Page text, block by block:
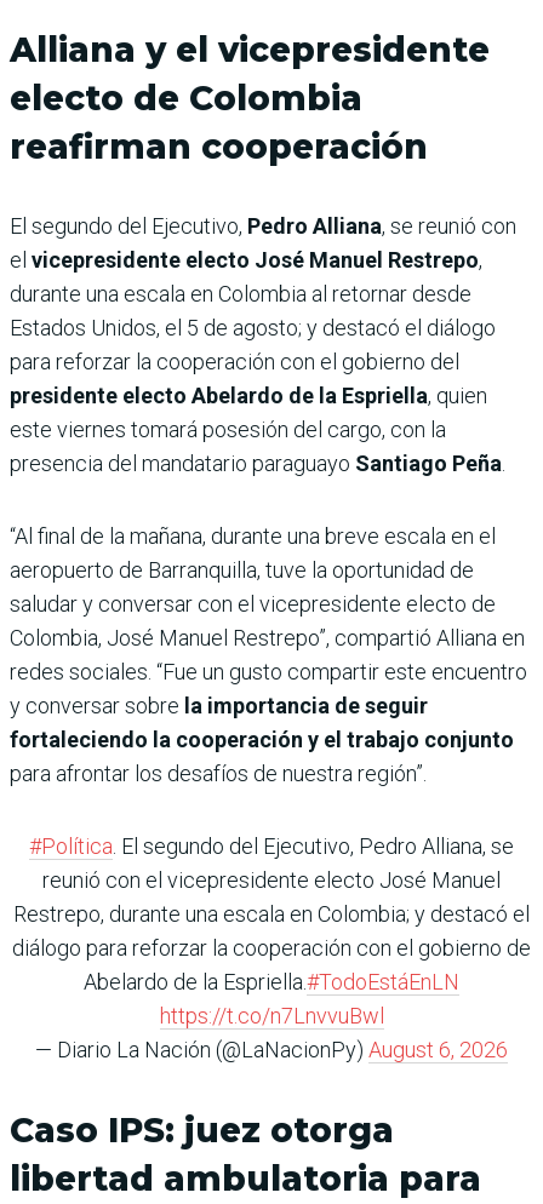
Alliana y el vicepresidente
electo de Colombia
reafirman cooperación
El segundo del Ejecutivo, Pedro Alliana, se reunió con
el vicepresidente electo José Manuel Restrepo,
durante una escala en Colombia al retornar desde
Estados Unidos, el 5 de agosto; y destacó el diálogo
para reforzar la cooperación con el gobierno del
presidente electo Abelardo de la Espriella, quien
este viernes tomará posesión del cargo, con la
presencia del mandatario paraguayo Santiago Peña
“Al final de la mañana, durante una breve escala en el
aeropuerto de Barranquilla, tuve la oportunidad de
saludar y conversar con el vicepresidente electo de
Colombia, José Manuel Restrepo”, compartió Alliana en
redes sociales. “Fue un gusto compartir este encuentro
y conversar sobre la importancia de seguir
fortaleciendo la cooperación y el trabajo conjunto
para afrontar los desafíos de nuestra región”.
#Política . El segundo del Ejecutivo, Pedro Alliana, se
reunió con el vicepresidente electo José Manuel
Restrepo, durante una escala en Colombia; y destacó el
diálogo para reforzar la cooperación con el gobierno de
Abelardo de la Espriella.#TodoEstáEnLN
https://t.co/n7LnvvuBwl
— Diario La Nación (@LaNacionPy) August 6, 2026
Caso IPS: juez otorga
libertad ambulatoria para